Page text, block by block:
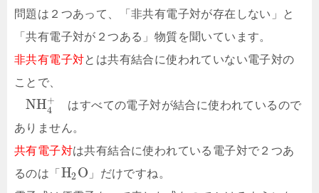
問題は２つあって、「非共有電子対が存在しない」と
「共有電子対が２つある」物質を聞いています。
非共有電子対とは共有結合に使われていない電子対の
ことで、
NH+
4
はすべての電子対が結合に使われているので
ありません。
共有電子対は共有結合に使われている電子対で２つあ
るのは「 H2 O 」だけですね。